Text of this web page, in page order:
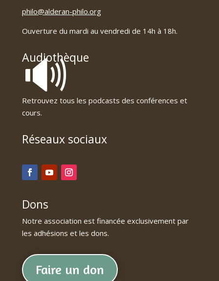
philo@alderan-philo.org
Ouverture du mardi au vendredi de 14h à 18h.
Audiothèque
🔊
Retrouvez tous les podcasts des conférences et
cours.
Réseaux sociaux
Dons
Notre association est financée exclusivement par
les adhésions et les dons.
Faire un don